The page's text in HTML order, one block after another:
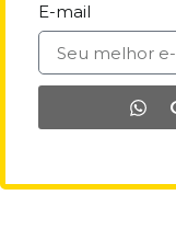
E-mail